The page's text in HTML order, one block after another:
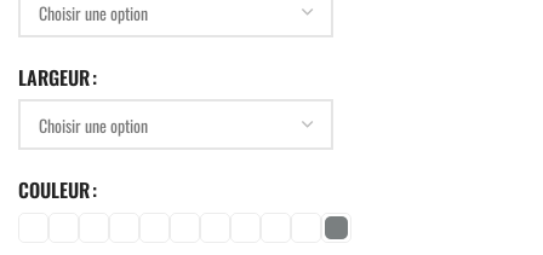
LARGEUR
COULEUR